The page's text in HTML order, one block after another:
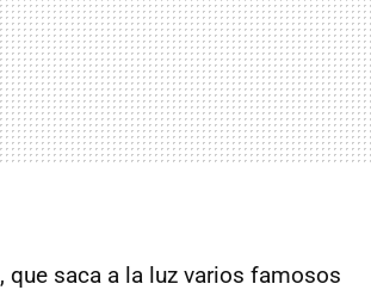
, que saca a la luz varios famosos